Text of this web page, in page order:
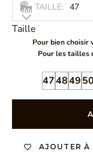
TAILLE: 47
Taille
Pour bien
Pour les tailles
47484950
AJOUTER À